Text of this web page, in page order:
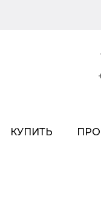
КУПИТЬ